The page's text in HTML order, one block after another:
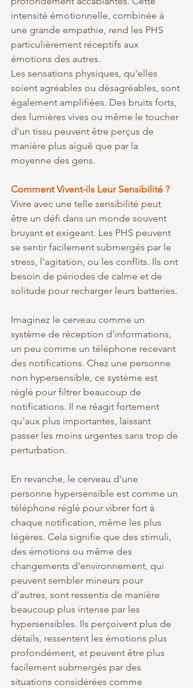
intensité émotionnelle, combinée à
une grande empathie, rend les PHS
particulièrement réceptifs aux
émotions des autres.
Les sensations physiques, qu'elles
soient agréables ou désagréables, sont
également amplifiées. Des bruits forts,
des lumières vives ou même le toucher
d'un tissu peuvent être perçus de
manière plus aiguë que par la
moyenne des gens.
Comment Vivent-ils Leur Sensibilité ?
Vivre avec une telle sensibilité peut
être un défi dans un monde souvent
bruyant et exigeant. Les PHS peuvent
se sentir facilement submergés par le
stress, l'agitation, ou les conflits. Ils ont
besoin de périodes de calme et de
solitude pour recharger leurs batteries.
Imaginez le cerveau comme un
système de réception d'informations,
un peu comme un téléphone recevant
des notifications. Chez une personne
non hypersensible, ce système est
réglé pour filtrer beaucoup de
notifications. Il ne réagit fortement
qu'aux plus importantes, laissant
passer les moins urgentes sans trop de
perturbation.
En revanche, le cerveau d'une
personne hypersensible est comme un
téléphone réglé pour vibrer fort à
chaque notification, même les plus
légères. Cela signifie que des stimuli,
des émotions ou même des
changements d'environnement, qui
peuvent sembler mineurs pour
d'autres, sont ressentis de manière
beaucoup plus intense par les
hypersensibles. Ils perçoivent plus de
détails, ressentent les émotions plus
profondément, et peuvent être plus
facilement submergés par des
situations considérées comme